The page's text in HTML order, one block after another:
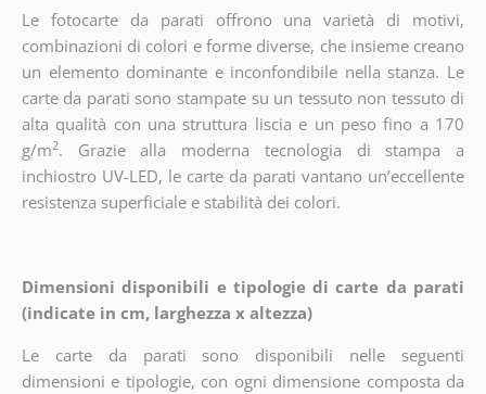
Le fotocarte da parati offrono una varietà di motivi,
combinazioni di colori e forme diverse, che insieme creano
un elemento dominante e inconfondibile nella stanza. Le
carte da parati sono stampate su un tessuto non tessuto di
alta qualità con una struttura liscia e un peso fino a 170
g/m2. Grazie alla moderna tecnologia di stampa a
inchiostro UV-LED, le carte da parati vantano un’eccellente
resistenza superficiale e stabilità dei colori.
Dimensioni disponibili e tipologie di carte da parati
(indicate in cm, larghezza x altezza)
Le carte da parati sono disponibili nelle seguenti
dimensioni e tipologie, con ogni dimensione composta da